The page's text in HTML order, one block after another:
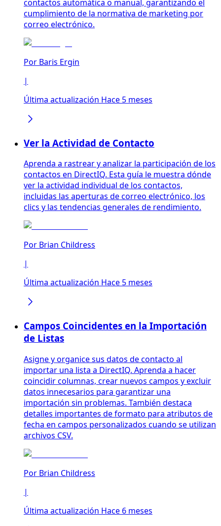
contactos automática o manual, garantizando el
cumplimiento de la normativa de marketing por
correo electrónico.
Por Baris Ergin
|
Última actualización Hace 5 meses
Ver la Actividad de Contacto
Aprenda a rastrear y analizar la participación de los
contactos en DirectIQ. Esta guía le muestra dónde
ver la actividad individual de los contactos,
incluidas las aperturas de correo electrónico, los
clics y las tendencias generales de rendimiento.
Por Brian Childress
|
Última actualización Hace 5 meses
Campos Coincidentes en la Importación
de Listas
Asigne y organice sus datos de contacto al
importar una lista a DirectIQ. Aprenda a hacer
coincidir columnas, crear nuevos campos y excluir
datos innecesarios para garantizar una
importación sin problemas. También destaca
detalles importantes de formato para atributos de
fecha en campos personalizados cuando se utilizan
archivos CSV.
Por Brian Childress
|
Última actualización Hace 6 meses